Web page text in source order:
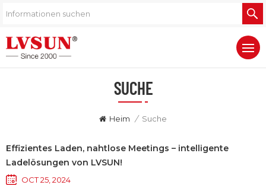
SUCHE
Heim / Suche
Effizientes Laden, nahtlose Meetings – intelligente
Ladelösungen von LVSUN!
OCT 25, 2024